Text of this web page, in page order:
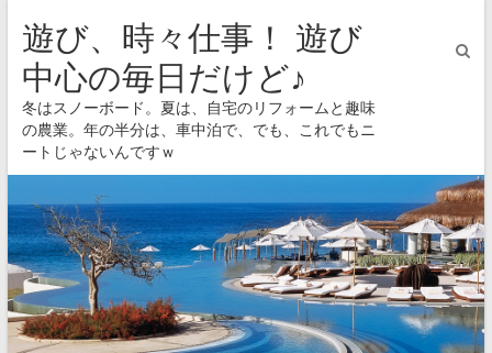
遊び、時々仕事！ 遊び
中心の毎日だけど♪
冬はスノーボード。夏は、自宅のリフォームと趣味
の農業。年の半分は、車中泊で、でも、これでもニ
ートじゃないんですｗ